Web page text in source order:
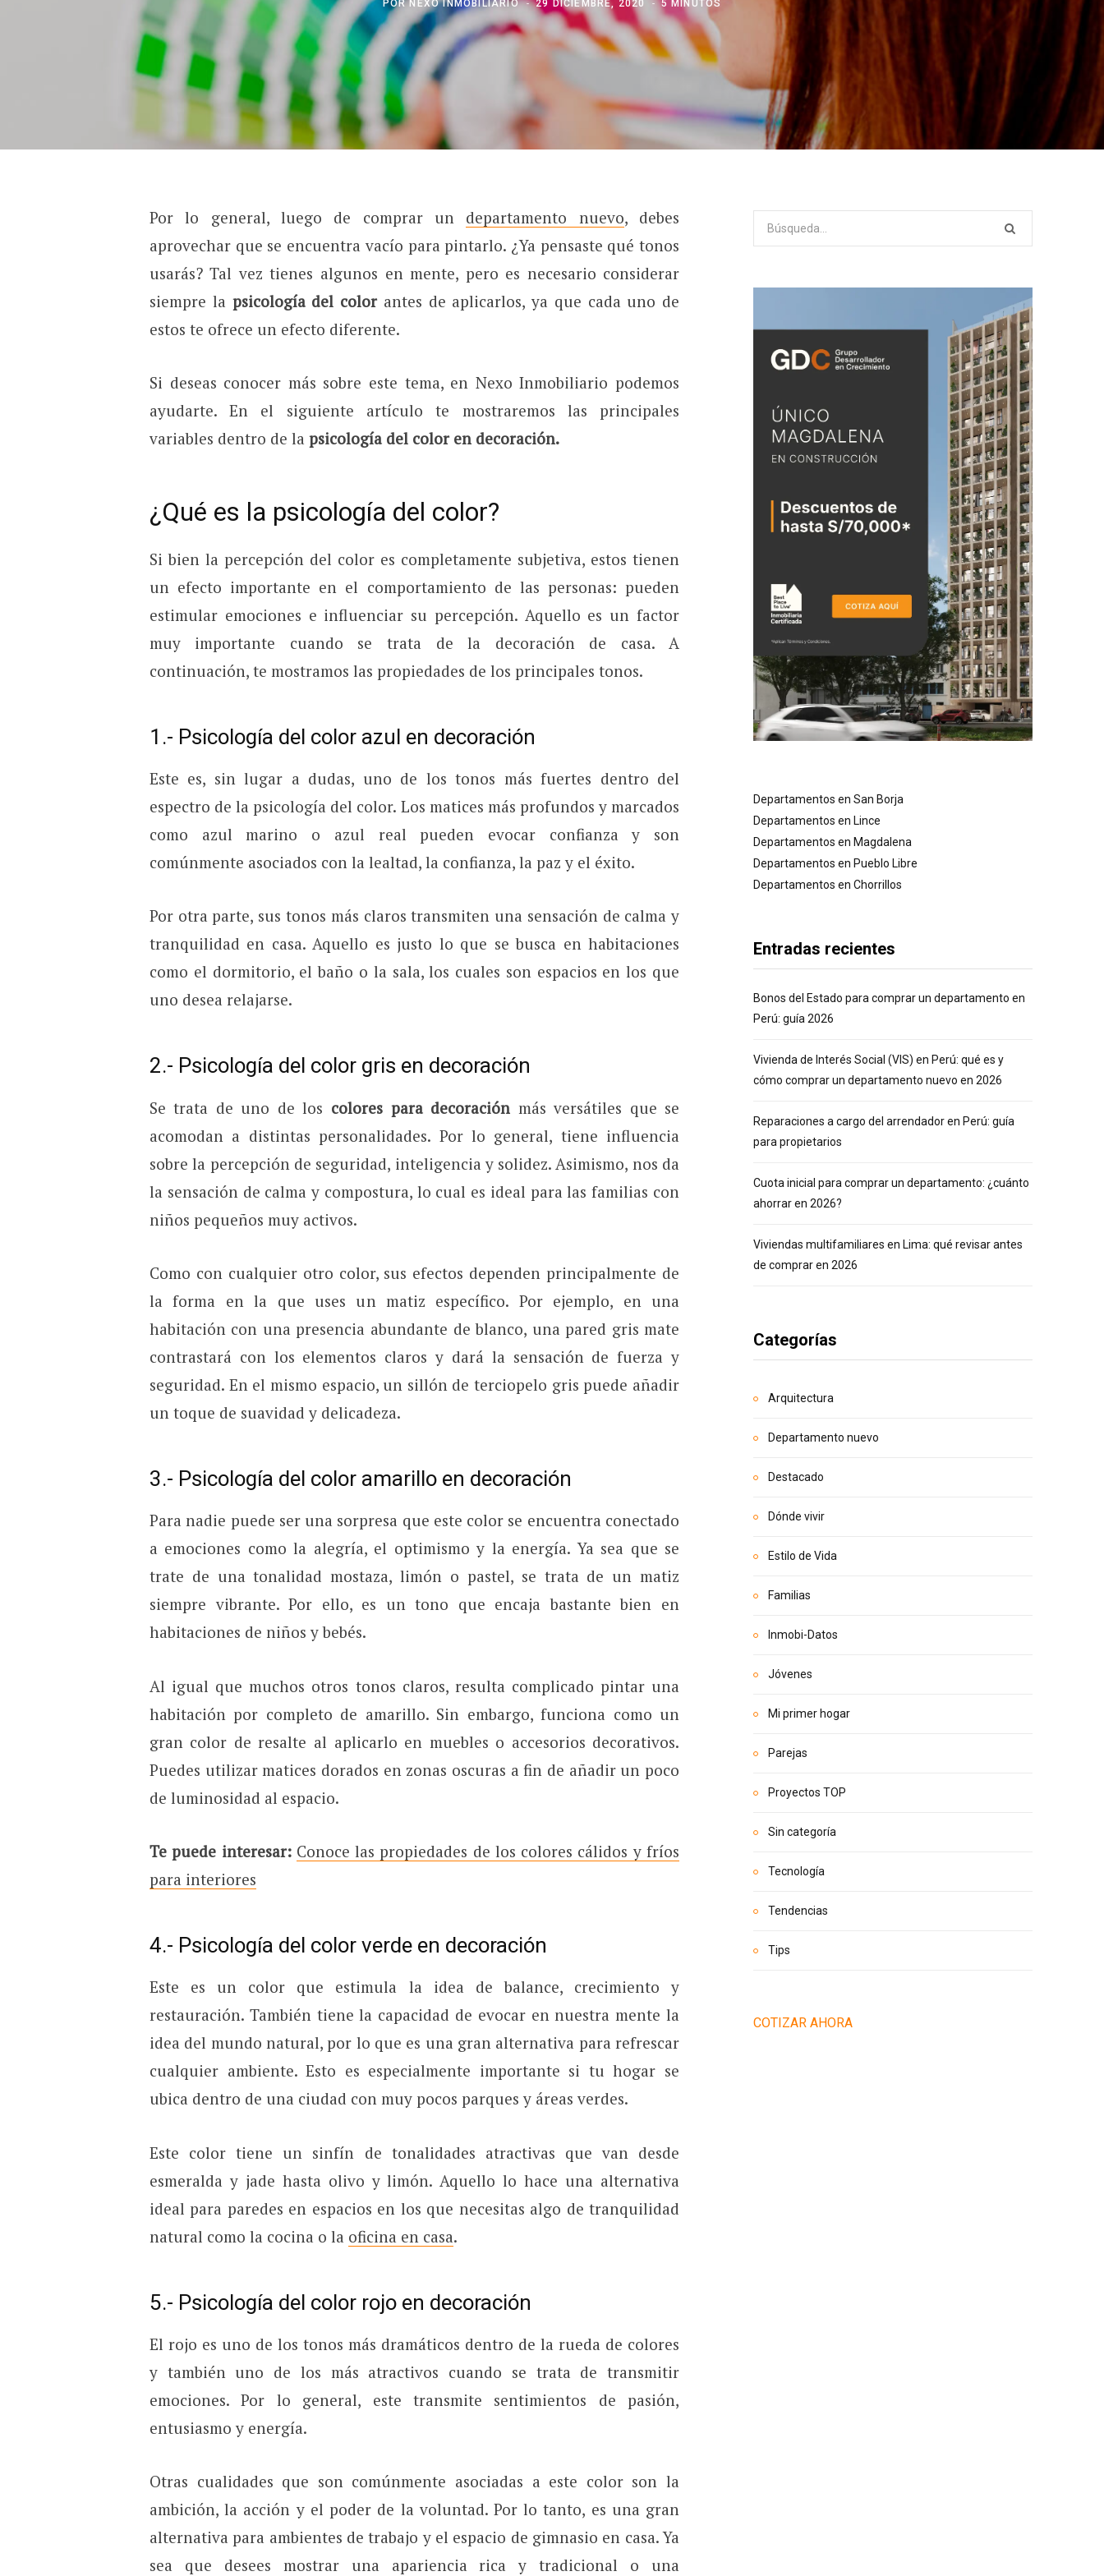
PORNEXO INMOBILIARIO 29 DICIEMBRE, 2020 5 MINUTOS
Por lo general, luego de comprar un departamento nuevo, debes
aprovechar que se encuentra vacío para pintarlo. ¿Ya pensaste qué tonos
usarás? Tal vez tienes algunos en mente, pero es necesario considerar
siempre la psicología del color antes de aplicarlos, ya que cada uno de
estos te ofrece un efecto diferente.
Si deseas conocer más sobre este tema, en Nexo Inmobiliario podemos
ayudarte. En el siguiente artículo te mostraremos las principales
variables dentro de la psicología del color en decoración.
¿Qué es la psicología del color?
Si bien la percepción del color es completamente subjetiva, estos tienen
un efecto importante en el comportamiento de las personas: pueden
estimular emociones e influenciar su percepción. Aquello es un factor
muy importante cuando se trata de la decoración de casa. A
continuación, te mostramos las propiedades de los principales tonos.
1.- Psicología del color azul en decoración
Este es, sin lugar a dudas, uno de los tonos más fuertes dentro del
espectro de la psicología del color. Los matices más profundos y marcados
como azul marino o azul real pueden evocar confianza y son
comúnmente asociados con la lealtad, la confianza, la paz y el éxito.
Por otra parte, sus tonos más claros transmiten una sensación de calma y
tranquilidad en casa. Aquello es justo lo que se busca en habitaciones
como el dormitorio, el baño o la sala, los cuales son espacios en los que
uno desea relajarse.
2.- Psicología del color gris en decoración
Se trata de uno de los colores para decoración más versátiles que se
acomodan a distintas personalidades. Por lo general, tiene influencia
sobre la percepción de seguridad, inteligencia y solidez. Asimismo, nos da
la sensación de calma y compostura, lo cual es ideal para las familias con
niños pequeños muy activos.
Como con cualquier otro color, sus efectos dependen principalmente de
la forma en la que uses un matiz específico. Por ejemplo, en una
habitación con una presencia abundante de blanco, una pared gris mate
contrastará con los elementos claros y dará la sensación de fuerza y
seguridad. En el mismo espacio, un sillón de terciopelo gris puede añadir
un toque de suavidad y delicadeza.
3.- Psicología del color amarillo en decoración
Para nadie puede ser una sorpresa que este color se encuentra conectado
a emociones como la alegría, el optimismo y la energía. Ya sea que se
trate de una tonalidad mostaza, limón o pastel, se trata de un matiz
siempre vibrante. Por ello, es un tono que encaja bastante bien en
habitaciones de niños y bebés.
Al igual que muchos otros tonos claros, resulta complicado pintar una
habitación por completo de amarillo. Sin embargo, funciona como un
gran color de resalte al aplicarlo en muebles o accesorios decorativos.
Puedes utilizar matices dorados en zonas oscuras a fin de añadir un poco
de luminosidad al espacio.
Te puede interesar: Conoce las propiedades de los colores cálidos y fríos
para interiores
4.- Psicología del color verde en decoración
Este es un color que estimula la idea de balance, crecimiento y
restauración. También tiene la capacidad de evocar en nuestra mente la
idea del mundo natural, por lo que es una gran alternativa para refrescar
cualquier ambiente. Esto es especialmente importante si tu hogar se
ubica dentro de una ciudad con muy pocos parques y áreas verdes.
Este color tiene un sinfín de tonalidades atractivas que van desde
esmeralda y jade hasta olivo y limón. Aquello lo hace una alternativa
ideal para paredes en espacios en los que necesitas algo de tranquilidad
natural como la cocina o la oficina en casa.
5.- Psicología del color rojo en decoración
El rojo es uno de los tonos más dramáticos dentro de la rueda de colores
y también uno de los más atractivos cuando se trata de transmitir
emociones. Por lo general, este transmite sentimientos de pasión,
entusiasmo y energía.
Otras cualidades que son comúnmente asociadas a este color son la
ambición, la acción y el poder de la voluntad. Por lo tanto, es una gran
alternativa para ambientes de trabajo y el espacio de gimnasio en casa. Ya
sea que desees mostrar una apariencia rica y tradicional o una
Departamentos en San Borja
Departamentos en Lince
Departamentos en Magdalena
Departamentos en Pueblo Libre
Departamentos en Chorrillos
Entradas recientes
Bonos del Estado para comprar un departamento en
Perú: guía 2026
Vivienda de Interés Social (VIS) en Perú: qué es y
cómo comprar un departamento nuevo en 2026
Reparaciones a cargo del arrendador en Perú: guía
para propietarios
Cuota inicial para comprar un departamento: ¿cuánto
ahorrar en 2026?
Viviendas multifamiliares en Lima: qué revisar antes
de comprar en 2026
Categorías
Arquitectura
Departamento nuevo
Destacado
Dónde vivir
Estilo de Vida
Familias
Inmobi-Datos
Jóvenes
Mi primer hogar
Parejas
Proyectos TOP
Sin categoría
Tecnología
Tendencias
Tips
COTIZAR AHORA